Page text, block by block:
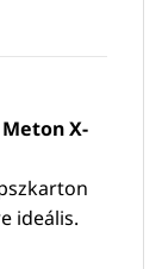
X-
ideális.